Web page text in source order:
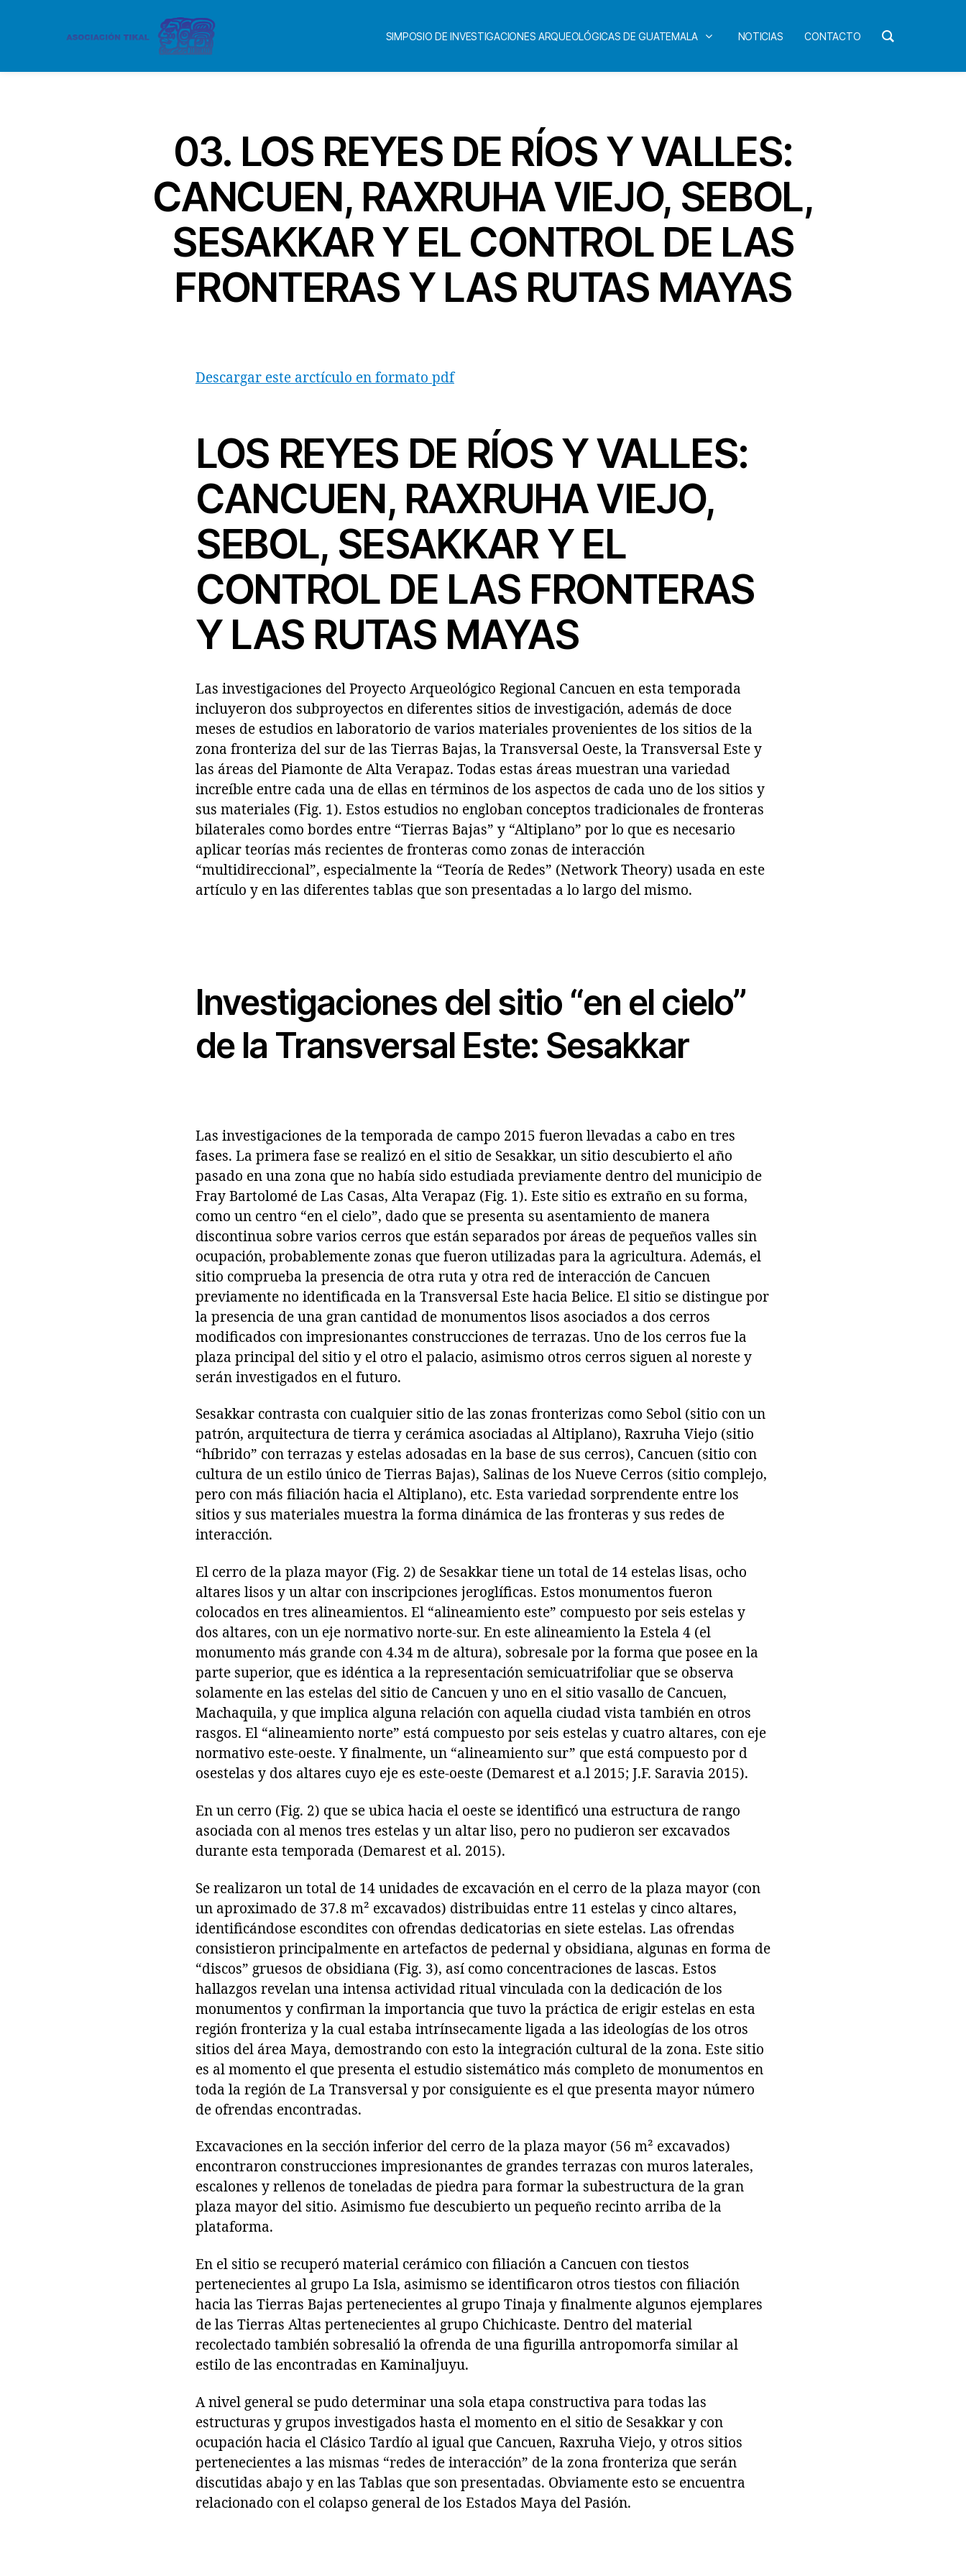
SIMPOSIO DE INVESTIGACIONES ARQUEOLÓGICAS DE GUATEMALA NOTICIAS CONTACTO
03. LOS REYES DE RÍOS Y VALLES:
CANCUEN, RAXRUHA VIEJO, SEBOL,
SESAKKAR Y EL CONTROL DE LAS
FRONTERAS Y LAS RUTAS MAYAS
Descargar este arctículo en formato pdf
LOS REYES DE RÍOS Y VALLES:
CANCUEN, RAXRUHA VIEJO,
SEBOL, SESAKKAR Y EL
CONTROL DE LAS FRONTERAS
Y LAS RUTAS MAYAS
Las investigaciones del Proyecto Arqueológico Regional Cancuen en esta temporada
incluyeron dos subproyectos en diferentes sitios de investigación, además de doce
meses de estudios en laboratorio de varios materiales provenientes de los sitios de la
zona fronteriza del sur de las Tierras Bajas, la Transversal Oeste, la Transversal Este y
las áreas del Piamonte de Alta Verapaz. Todas estas áreas muestran una variedad
increíble entre cada una de ellas en términos de los aspectos de cada uno de los sitios y
sus materiales (Fig. 1). Estos estudios no engloban conceptos tradicionales de fronteras
bilaterales como bordes entre “Tierras Bajas” y “Altiplano” por lo que es necesario
aplicar teorías más recientes de fronteras como zonas de interacción
“multidireccional”, especialmente la “Teoría de Redes” (Network Theory) usada en este
artículo y en las diferentes tablas que son presentadas a lo largo del mismo.
Investigaciones del sitio “en el cielo”
de la Transversal Este: Sesakkar
Las investigaciones de la temporada de campo 2015 fueron llevadas a cabo en tres
fases. La primera fase se realizó en el sitio de Sesakkar, un sitio descubierto el año
pasado en una zona que no había sido estudiada previamente dentro del municipio de
Fray Bartolomé de Las Casas, Alta Verapaz (Fig. 1). Este sitio es extraño en su forma,
como un centro “en el cielo”, dado que se presenta su asentamiento de manera
discontinua sobre varios cerros que están separados por áreas de pequeños valles sin
ocupación, probablemente zonas que fueron utilizadas para la agricultura. Además, el
sitio comprueba la presencia de otra ruta y otra red de interacción de Cancuen
previamente no identificada en la Transversal Este hacia Belice. El sitio se distingue por
la presencia de una gran cantidad de monumentos lisos asociados a dos cerros
modificados con impresionantes construcciones de terrazas. Uno de los cerros fue la
plaza principal del sitio y el otro el palacio, asimismo otros cerros siguen al noreste y
serán investigados en el futuro.
Sesakkar contrasta con cualquier sitio de las zonas fronterizas como Sebol (sitio con un
patrón, arquitectura de tierra y cerámica asociadas al Altiplano), Raxruha Viejo (sitio
“híbrido” con terrazas y estelas adosadas en la base de sus cerros), Cancuen (sitio con
cultura de un estilo único de Tierras Bajas), Salinas de los Nueve Cerros (sitio complejo,
pero con más filiación hacia el Altiplano), etc. Esta variedad sorprendente entre los
sitios y sus materiales muestra la forma dinámica de las fronteras y sus redes de
interacción.
El cerro de la plaza mayor (Fig. 2) de Sesakkar tiene un total de 14 estelas lisas, ocho
altares lisos y un altar con inscripciones jeroglíficas. Estos monumentos fueron
colocados en tres alineamientos. El “alineamiento este” compuesto por seis estelas y
dos altares, con un eje normativo norte-sur. En este alineamiento la Estela 4 (el
monumento más grande con 4.34 m de altura), sobresale por la forma que posee en la
parte superior, que es idéntica a la representación semicuatrifoliar que se observa
solamente en las estelas del sitio de Cancuen y uno en el sitio vasallo de Cancuen,
Machaquila, y que implica alguna relación con aquella ciudad vista también en otros
rasgos. El “alineamiento norte” está compuesto por seis estelas y cuatro altares, con eje
normativo este-oeste. Y finalmente, un “alineamiento sur” que está compuesto por d
osestelas y dos altares cuyo eje es este-oeste (Demarest et a.l 2015; J.F. Saravia 2015).
En un cerro (Fig. 2) que se ubica hacia el oeste se identificó una estructura de rango
asociada con al menos tres estelas y un altar liso, pero no pudieron ser excavados
durante esta temporada (Demarest et al. 2015).
Se realizaron un total de 14 unidades de excavación en el cerro de la plaza mayor (con
un aproximado de 37.8 m² excavados) distribuidas entre 11 estelas y cinco altares,
identificándose escondites con ofrendas dedicatorias en siete estelas. Las ofrendas
consistieron principalmente en artefactos de pedernal y obsidiana, algunas en forma de
“discos” gruesos de obsidiana (Fig. 3), así como concentraciones de lascas. Estos
hallazgos revelan una intensa actividad ritual vinculada con la dedicación de los
monumentos y confirman la importancia que tuvo la práctica de erigir estelas en esta
región fronteriza y la cual estaba intrínsecamente ligada a las ideologías de los otros
sitios del área Maya, demostrando con esto la integración cultural de la zona. Este sitio
es al momento el que presenta el estudio sistemático más completo de monumentos en
toda la región de La Transversal y por consiguiente es el que presenta mayor número
de ofrendas encontradas.
Excavaciones en la sección inferior del cerro de la plaza mayor (56 m² excavados)
encontraron construcciones impresionantes de grandes terrazas con muros laterales,
escalones y rellenos de toneladas de piedra para formar la subestructura de la gran
plaza mayor del sitio. Asimismo fue descubierto un pequeño recinto arriba de la
plataforma.
En el sitio se recuperó material cerámico con filiación a Cancuen con tiestos
pertenecientes al grupo La Isla, asimismo se identificaron otros tiestos con filiación
hacia las Tierras Bajas pertenecientes al grupo Tinaja y finalmente algunos ejemplares
de las Tierras Altas pertenecientes al grupo Chichicaste. Dentro del material
recolectado también sobresalió la ofrenda de una figurilla antropomorfa similar al
estilo de las encontradas en Kaminaljuyu.
A nivel general se pudo determinar una sola etapa constructiva para todas las
estructuras y grupos investigados hasta el momento en el sitio de Sesakkar y con
ocupación hacia el Clásico Tardío al igual que Cancuen, Raxruha Viejo, y otros sitios
pertenecientes a las mismas “redes de interacción” de la zona fronteriza que serán
discutidas abajo y en las Tablas que son presentadas. Obviamente esto se encuentra
relacionado con el colapso general de los Estados Maya del Pasión.